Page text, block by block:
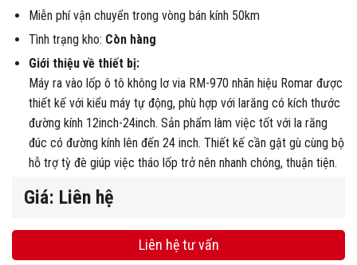
Miễn phí vận chuyển trong vòng bán kính 50km
Tình trạng kho: Còn hàng
Giới thiệu về thiết bị:
Máy ra vào lốp ô tô không lơ via RM-970 nhãn hiệu Romar được
thiết kế với kiểu máy tự động, phù hợp với larăng có kích thước
đường kính 12inch-24inch. Sản phẩm làm việc tốt với la răng
đúc có đường kính lên đến 24 inch. Thiết kế cần gật gù cùng bộ
hỗ trợ tỳ đè giúp việc tháo lốp trở nên nhanh chóng, thuận tiện.
Giá: Liên hệ
Liên hệ tư vấn